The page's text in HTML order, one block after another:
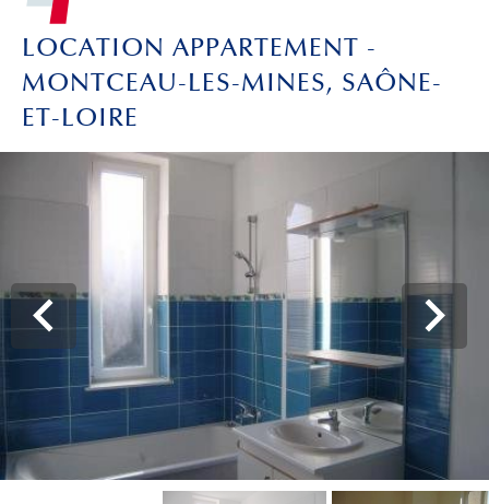
LOCATION APPARTEMENT -
MONTCEAU-LES-MINES, SAÔNE-
ET-LOIRE